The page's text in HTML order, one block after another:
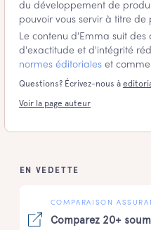
du développement de
pouvoir vous servir à titre
Le contenu d'Emma suit des
d'exactitude et d'intégrité
normes éditoriales et
Voir la page auteur
Questions? Écrivez-nous à
EN VEDETTE
COMPARAISON
Comparez 20+